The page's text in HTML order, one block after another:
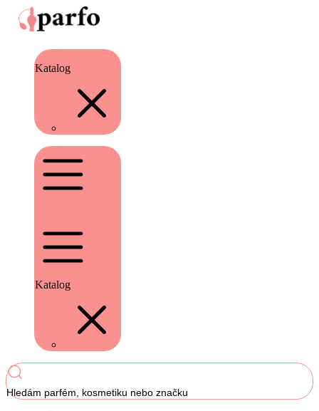
Katalog
Katalog
Hledám parfém, kosmetiku nebo značku